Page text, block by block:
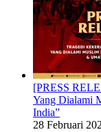
[PRESS
Yang Dialami
India”
28 Februari